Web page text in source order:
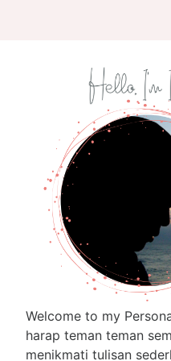
Welcome to my
harap teman teman
menikmati tulisan